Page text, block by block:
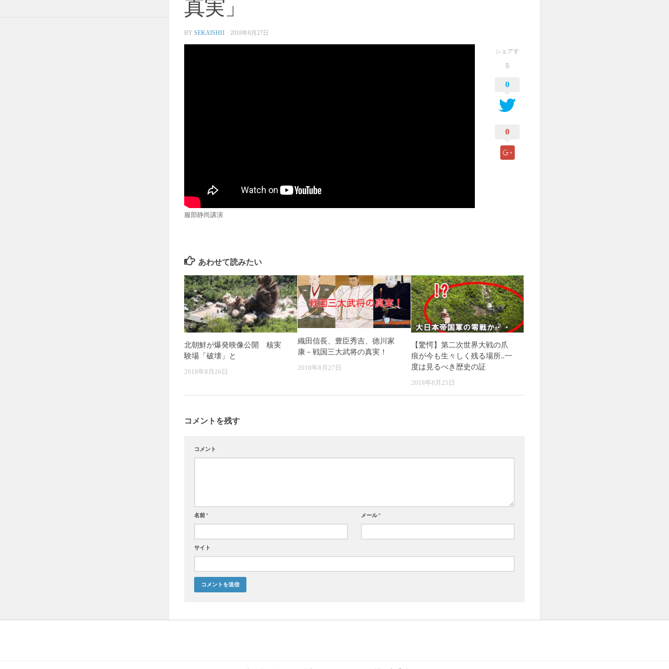
真実」
BY SEKAISHI1 · 2018年8月27日
服部静尚講演
シェアす
る
0
0
あわせて読みたい
北朝鮮が爆発映像公開 核実
験場「破壊」と
2018年8月26日
織田信長、豊臣秀吉、徳川家
康－戦国三大武将の真実！
2018年8月27日
【驚愕】第二次世界大戦の爪
痕が今も生々しく残る場所..一
度は見るべき歴史の証
2018年8月25日
コメントを残す
コメント
名前* メール*
サイト